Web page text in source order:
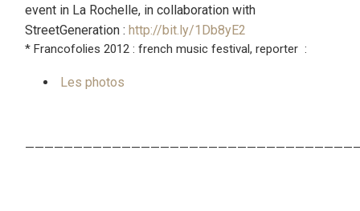
event in La Rochelle, in collaboration with
StreetGeneration :http://bit.ly/1Db8yE2
* Francofolies 2012 : french music festival, reporter :
Les photos